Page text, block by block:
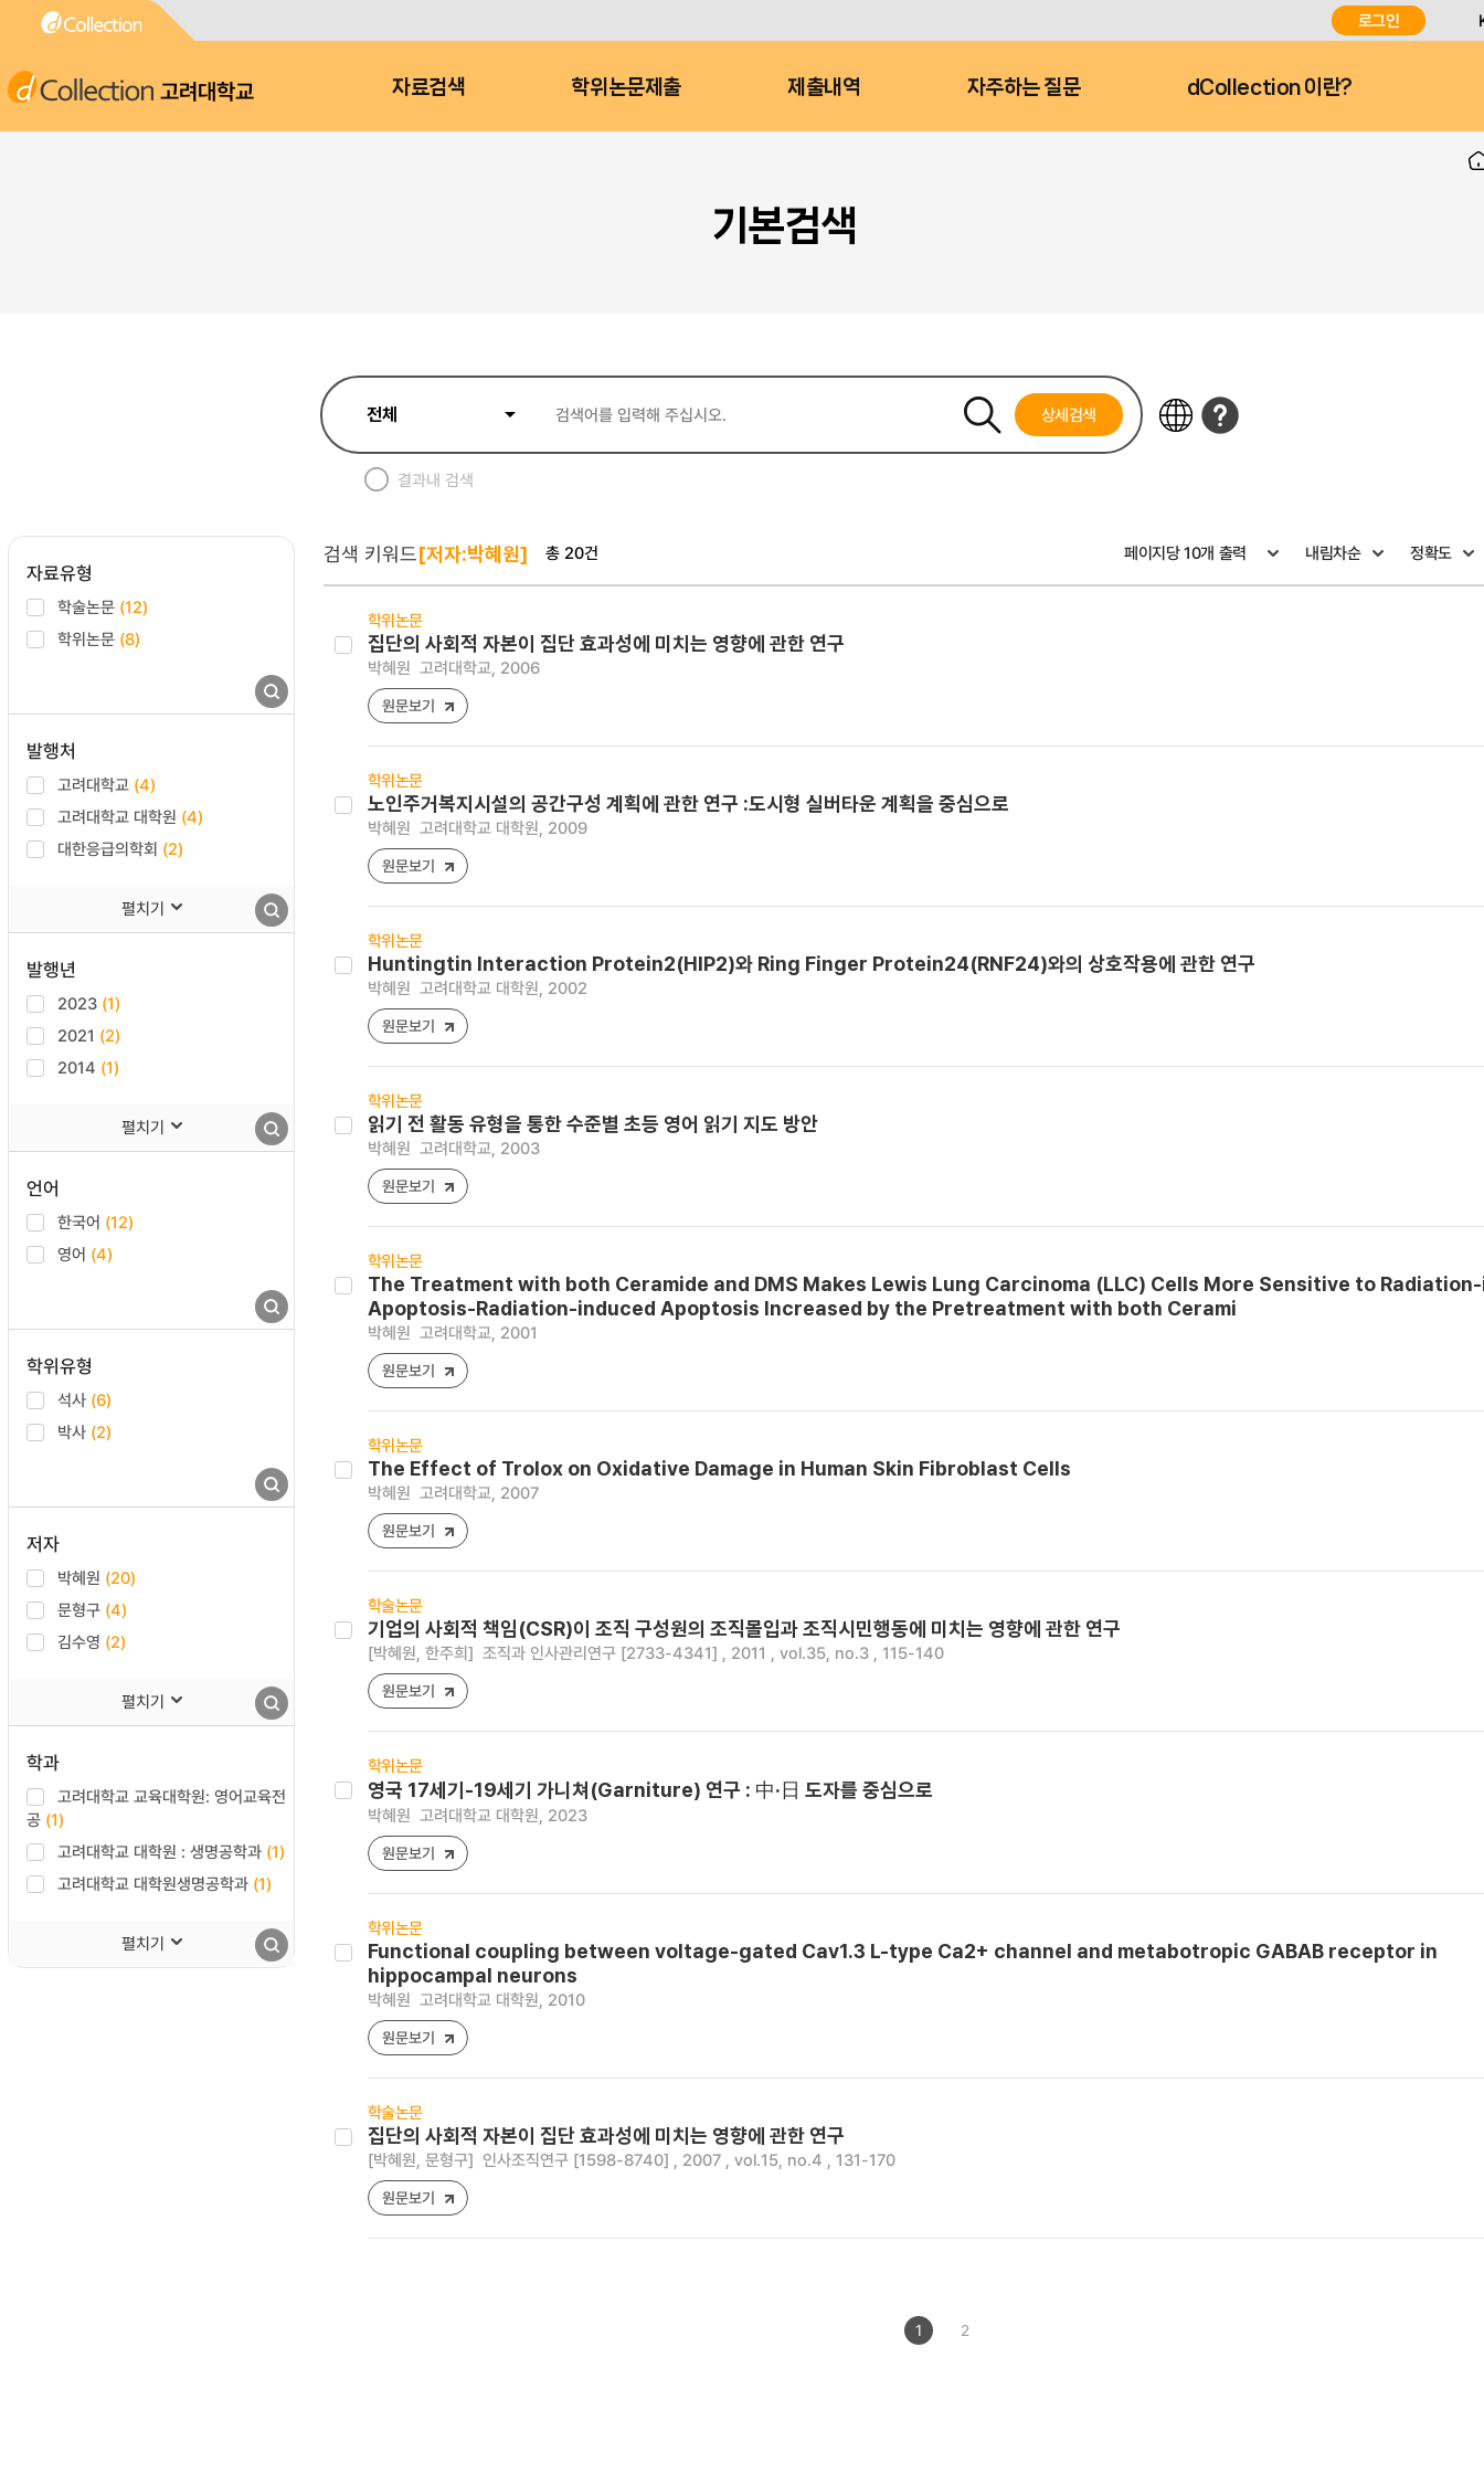
로그인
고려대학교 자료검색 학위논문제출 제출내역 자주하는 질문 dCollection 이란?
기본검색
상세검색
결과내 검색
자료유형
학술논문 (12)
학위논문 (8)
발행처
고려대학교 (4)
고려대학교 대학원 (4)
대한응급의학회 (2)
펼치기
발행년
2023 (1)
2021 (2)
2014 (1)
펼치기
언어
한국어 (12)
영어 (4)
학위유형
석사 (6)
박사 (2)
저자
박혜원 (20)
문형구 (4)
김수영 (2)
펼치기
학과
고려대학교 교육대학원: 영어교육전
공 (1)
고려대학교 대학원 : 생명공학과 (1)
고려대학교 대학원생명공학과 (1)
펼치기
검색 키워드[저자:박혜원] 총 20건
학위논문
집단의 사회적 자본이 집단 효과성에 미치는 영향에 관한 연구
박혜원 고려대학교, 2006
원문보기
학위논문
노인주거복지시설의 공간구성 계획에 관한 연구 :도시형 실버타운 계획을 중심으로
박혜원 고려대학교 대학원, 2009
원문보기
학위논문
Huntingtin Interaction Protein2(HIP2)와 Ring Finger Protein24(RNF24)와의 상호작용에 관한 연구
박혜원 고려대학교 대학원, 2002
원문보기
학위논문
읽기 전 활동 유형을 통한 수준별 초등 영어 읽기 지도 방안
박혜원 고려대학교, 2003
원문보기
학위논문
The Treatment with both Ceramide and DMS Makes Lewis Lung Carcinoma (LLC) Cells More Sensitive to
Apoptosis-Radiation-induced Apoptosis Increased by the Pretreatment with both Cerami
박혜원 고려대학교, 2001
원문보기
학위논문
The Effect of Trolox on Oxidative Damage in Human Skin Fibroblast Cells
박혜원 고려대학교, 2007
원문보기
학술논문
기업의 사회적 책임(CSR)이 조직 구성원의 조직몰입과 조직시민행동에 미치는 영향에 관한 연구
[박혜원, 한주희] 조직과 인사관리연구 [2733-4341] , 2011 , vol.35, no.3 , 115-140
원문보기
학위논문
영국 17세기-19세기 가니쳐(Garniture) 연구 : 中·日 도자를 중심으로
박혜원 고려대학교 대학원, 2023
원문보기
학위논문
Functional coupling between voltage-gated Cav1.3 L-type Ca2+ channel and metabotropic GABAB receptor in
hippocampal neurons
박혜원 고려대학교 대학원, 2010
원문보기
학술논문
집단의 사회적 자본이 집단 효과성에 미치는 영향에 관한 연구
[박혜원, 문형구] 인사조직연구 [1598-8740] , 2007 , vol.15, no.4 , 131-170
원문보기
1 2